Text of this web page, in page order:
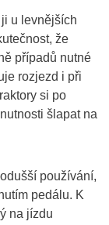
u levnějších
že
případů nutné
rozjezd i při
si po
šlapat na
používání,
pedálu. K
na jízdu